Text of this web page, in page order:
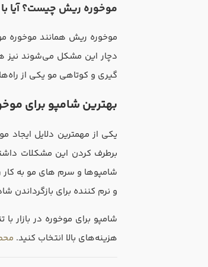
موخوره ریش چیست؟ آیا
موخوره ریش همانند موخوره‌
دچار این مشکل می‌شوند نیز
گیری و کوتاهی مو یکی از
بهترین شامپو برای
یکی از مهمترین دلایل
برطرف کردن این مشکلات
شامپوها و سرم های مو به کار
و نرم کننده برای بازگرداندن
شامپو برای موخوره در بازار
هزینه‌های بالا انتخاب کنید.